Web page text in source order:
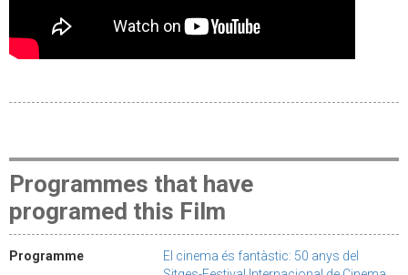
Programmes that have
programed this Film
Programme
El cinema és fantàstic: 50 anys del